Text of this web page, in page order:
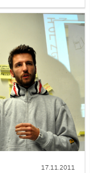
17.11.2011